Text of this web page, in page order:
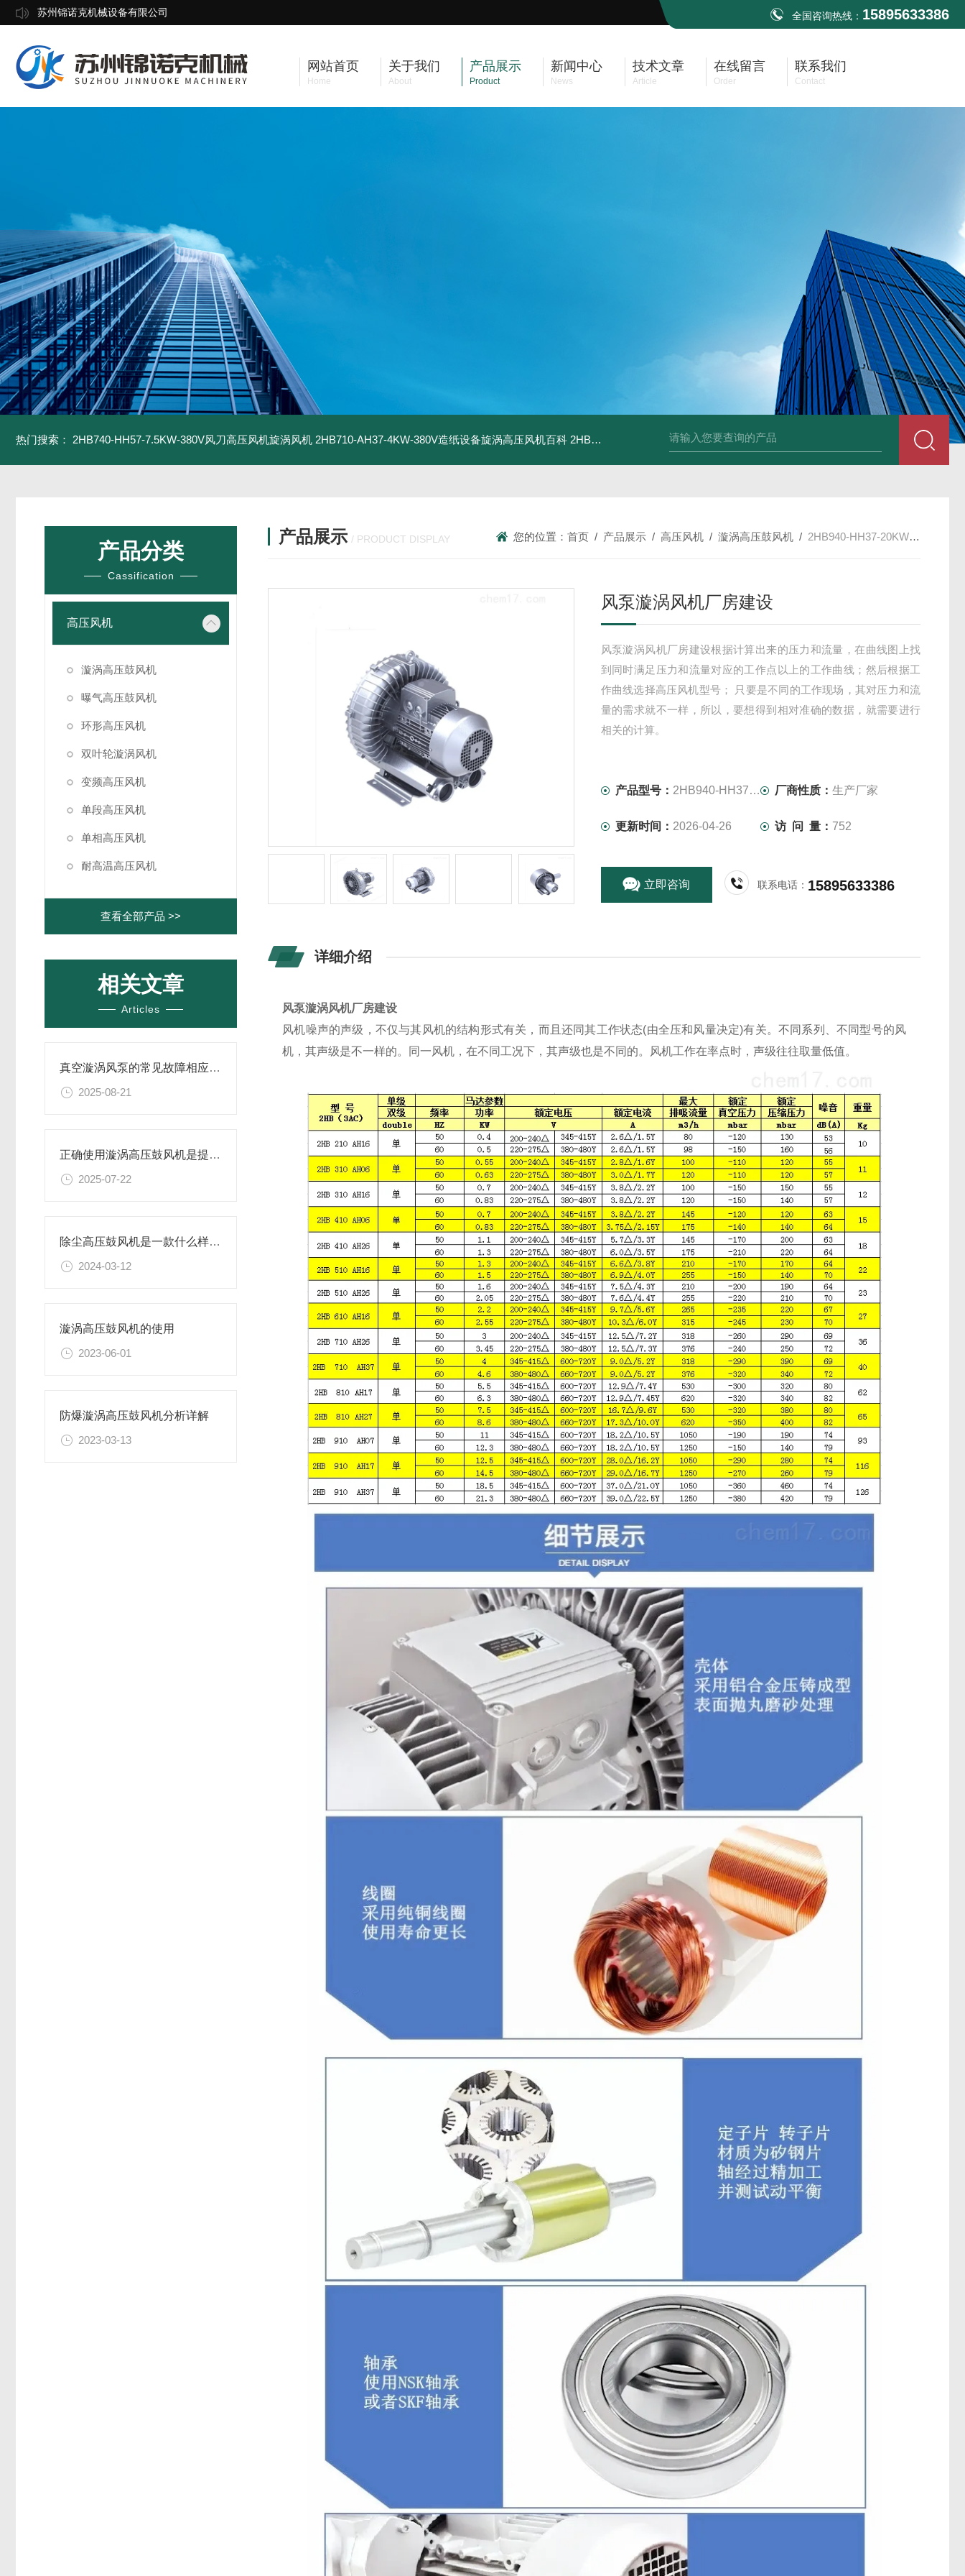
苏州锦诺克机械设备有限公司 全国咨询热线： 15895633386
网站首页
Home
关于我们
About
产品展示
Product
新闻中心
News
技术文章
Article
在线留言
Order
联系我们
Contact
热门搜索： 2HB740-HH57-7.5KW-380V风刀高压风机旋涡风机 2HB710-AH37-4KW-380V造纸设备旋涡高压风机百科 2HB820-HH27-7.5KW-380V强力吸尘高压风机旋涡风机 2HB930-AH07-8.5KW-
产品分类
Cassification
高压风机
漩涡高压鼓风机
曝气高压鼓风机
环形高压风机
双叶轮漩涡风机
变频高压风机
单段高压风机
单相高压风机
耐高温高压风机
查看全部产品 >>
相关文章
Articles
真空漩涡风泵的常见故障相应解决方案分享
2025-08-21
正确使用漩涡高压鼓风机是提升效率与安全性的关键
2025-07-22
除尘高压鼓风机是一款什么样的设备
2024-03-12
漩涡高压鼓风机的使用
2023-06-01
防爆漩涡高压鼓风机分析详解
2023-03-13
产品展示 / PRODUCT DISPLAY 您的位置：首页 / 产品展示 /高压风机 /漩涡高压鼓风机 / 2HB940-HH37-20KW-380V风泵漩涡风机厂房建设
风泵漩涡风机厂房建设
风泵漩涡风机厂房建设根据计算出来的压力和流量，在曲线图上找
到同时满足压力和流量对应的工作点以上的工作曲线；然后根据工
作曲线选择高压风机型号； 只要是不同的工作现场，其对压力和流
量的需求就不一样，所以，要想得到相对准确的数据，就需要进行
相关的计算。
产品型号： 2HB940-HH37-20KW-380V 厂商性质：生产厂家
更新时间： 2026-04-26 访 问 量： 752
立即咨询 联系电话： 15895633386
详细介绍
风泵漩涡风机厂房建设
风机噪声的声级，不仅与其风机的结构形式有关，而且还同其工作状态(由全压和风量决定)有关。不同系列、不同型号的风
机，其声级是不一样的。同一风机，在不同工况下，其声级也是不同的。风机工作在率点时，声级往往取量低值。